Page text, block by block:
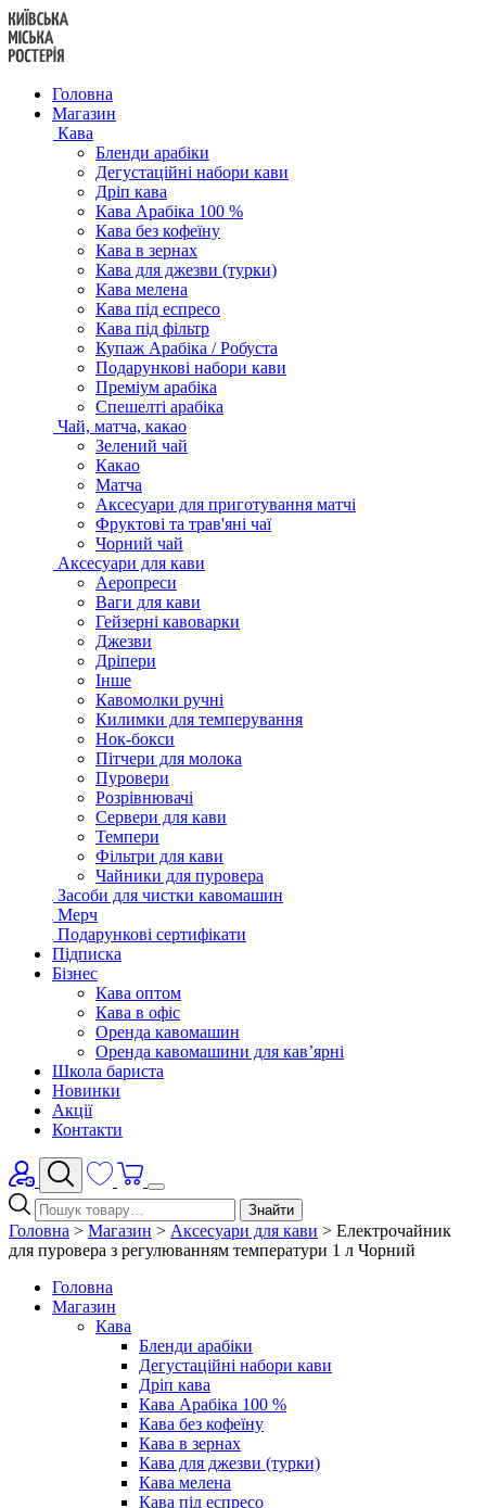
Перейти
до
вмісту
Головна
Магазин
Кава
Бленди арабіки
Дегустаційні набори кави
Дріп кава
Кава Арабіка 100 %
Кава без кофеїну
Кава в зернах
Кава для джезви (турки)
Кава мелена
Кава під еспресо
Кава під фільтр
Купаж Арабіка / Робуста
Подарункові набори кави
Преміум арабіка
Спешелті арабіка
Чай, матча, какао
Зелений чай
Какао
Матча
Аксесуари для приготування матчі
Фруктові та трав'яні чаї
Чорний чай
Аксесуари для кави
Аеропреси
Ваги для кави
Гейзерні кавоварки
Джезви
Дріпери
Інше
Кавомолки ручні
Килимки для темперування
Нок-бокси
Пітчери для молока
Пуровери
Розрівнювачі
Сервери для кави
Темпери
Фільтри для кави
Чайники для пуровера
Засоби для чистки кавомашин
Мерч
Подарункові сертифікати
Підписка
Бізнес
Кава оптом
Кава в офіс
Оренда кавомашин
Оренда кавомашини для кав’ярні
Школа бариста
Новинки
Акції
Контакти
Знайти
Головна > Магазин > Аксесуари для кави > Електрочайник
для пуровера з регулюванням температури 1 л Чорний
Головна
Магазин
Кава
Бленди арабіки
Дегустаційні набори кави
Дріп кава
Кава Арабіка 100 %
Кава без кофеїну
Кава в зернах
Кава для джезви (турки)
Кава мелена
Кава під еспресо